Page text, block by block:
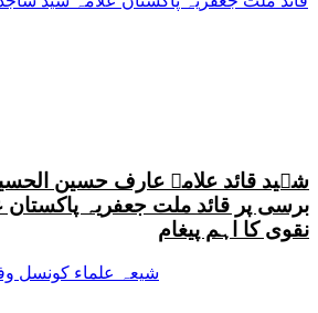
برسی پر قائد ملت جعفریہ
نقوی کا اہم پیغام